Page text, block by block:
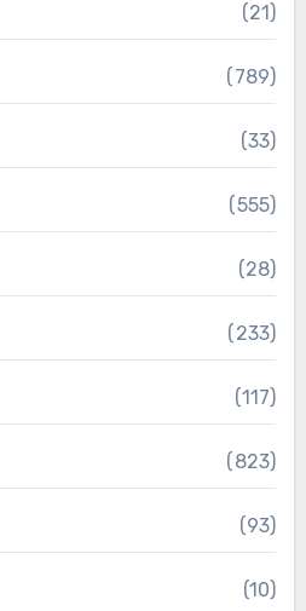
(21)
(789)
(33)
(555)
(28)
(233)
(117)
(823)
(93)
(10)